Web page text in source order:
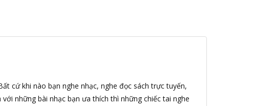
cứ khi nào bạn nghe nhạc, nghe đọc sách trực tuyến,
những bài nhạc bạn ưa thích thì những chiếc tai nghe